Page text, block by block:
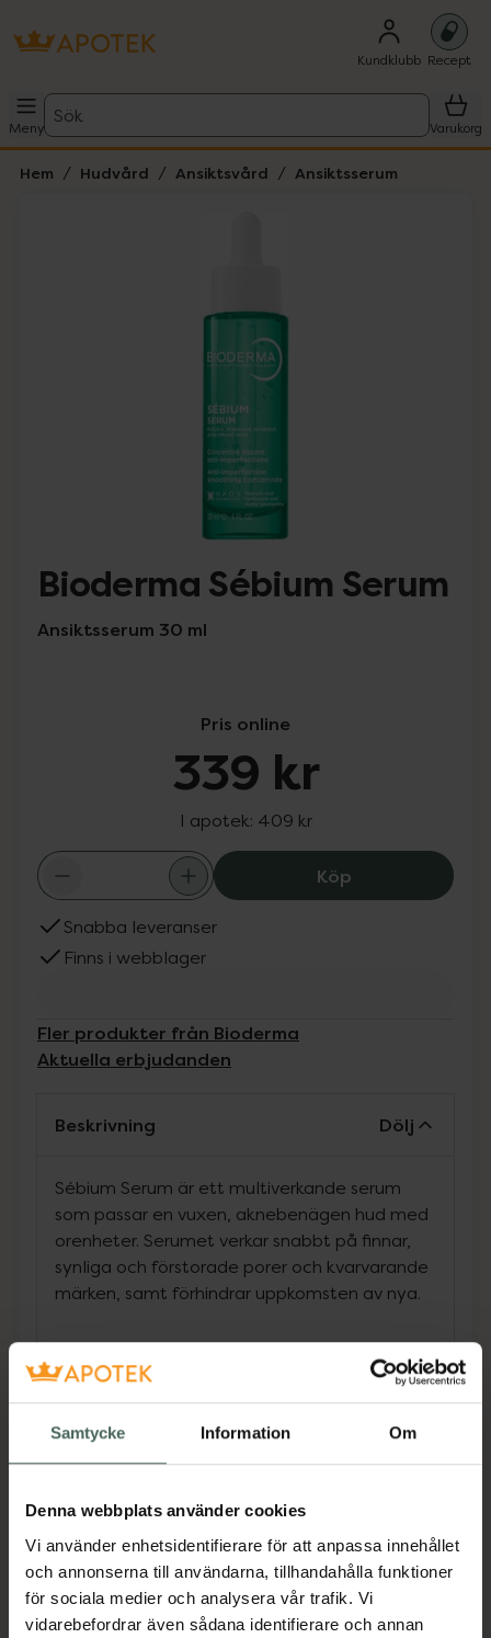
Samtycke Information Om
Denna webbplats använder cookies
Vi använder enhetsidentifierare för att anpassa innehållet
och annonserna till användarna, tillhandahålla funktioner
för sociala medier och analysera vår trafik. Vi
vidarebefordrar även sådana identifierare och annan
Kundklubb Recept
Meny
Sök
Varukorg
Hem Hudvård Ansiktsvård Ansiktsserum
Bioderma Sébium Serum
Ansiktsserum 30 ml
Pris online
339 kr
I apotek: 409 kr
KöpBioderma
Snabba leveranser
Finns i webblager
Fler produkter från Bioderma
Aktuella erbjudanden
Beskrivning Dölj
Sébium Serum är ett multiverkande serum
som passar en vuxen, aknebenägen hud med
orenheter. Serumet verkar snabbt på finnar,
synliga och förstorade porer och kvarvarande
märken, samt förhindrar uppkomsten av nya.
Formulan innehåller två perfekt doserade och
ett sockerderivat, främjar cellförnyelsen. Den
återfuktas omedelbart.
Dag efter dag minskar finnar och fläckar
synbart, porerna drar ihop sig och fina linjer
reduceras – för en hud som ser klarare och